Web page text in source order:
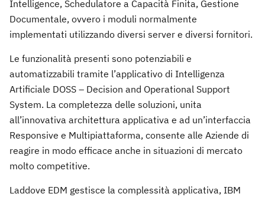
Intelligence, Schedulatore a Capacità Finita, Gestione
Documentale, ovvero i moduli normalmente
implementati utilizzando diversi server e diversi fornitori.
Le funzionalità presenti sono potenziabili e
automatizzabili tramite l’applicativo di Intelligenza
Artificiale DOSS – Decision and Operational Support
System. La completezza delle soluzioni, unita
all’innovativa architettura applicativa e ad un’interfaccia
Responsive e Multipiattaforma, consente alle Aziende di
reagire in modo efficace anche in situazioni di mercato
molto competitive.
Laddove EDM gestisce la complessità applicativa, IBM